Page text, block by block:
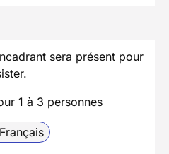
sera présent pour
1 à 3 personnes
Français